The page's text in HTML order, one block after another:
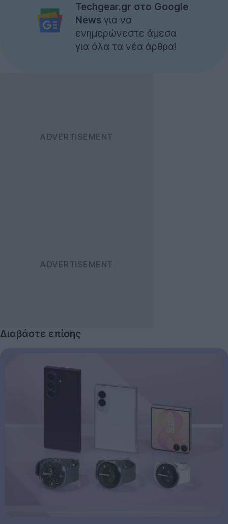
Techgear.gr στο Google
News για να
ενημερώνεστε άμεσα
για όλα τα νέα άρθρα!
Διαβάστε επίσης